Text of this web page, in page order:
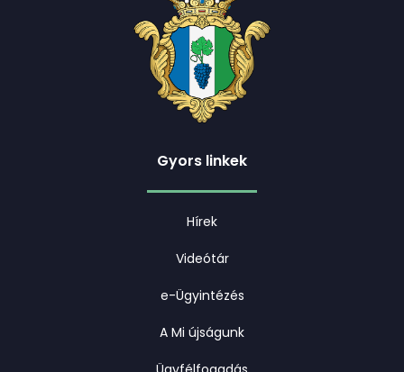
Gyors linkek
Hírek
Videótár
e-Ügyintézés
A Mi újságunk